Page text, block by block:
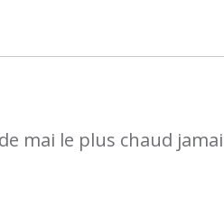
mai le plus chaud